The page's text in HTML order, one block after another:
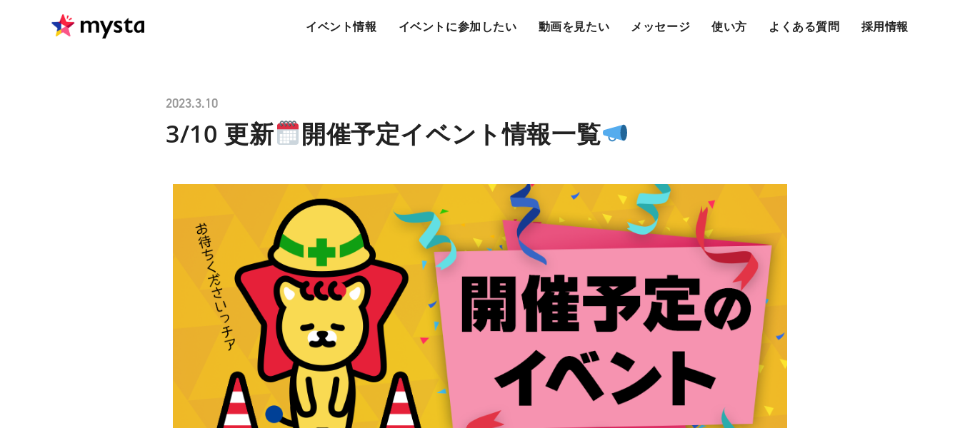
イベント情報 イベントに参加したい 動画を見たい メッセージ 使い方 よくある質問 採用情報
2023.3.10
3/10 更新 開催予定イベント情報一覧